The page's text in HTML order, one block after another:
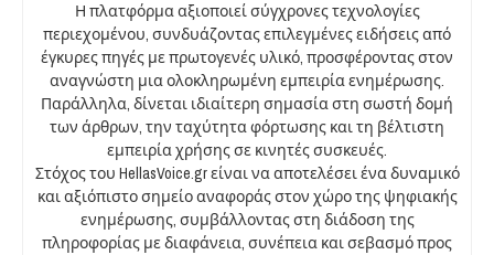
Η πλατφόρμα αξιοποιεί σύγχρονες τεχνολογίες
περιεχομένου, συνδυάζοντας επιλεγμένες ειδήσεις από
έγκυρες πηγές με πρωτογενές υλικό, προσφέροντας στον
αναγνώστη μια ολοκληρωμένη εμπειρία ενημέρωσης.
Παράλληλα, δίνεται ιδιαίτερη σημασία στη σωστή δομή
των άρθρων, την ταχύτητα φόρτωσης και τη βέλτιστη
εμπειρία χρήσης σε κινητές συσκευές.
Στόχος του HellasVoice.gr είναι να αποτελέσει ένα δυναμικό
και αξιόπιστο σημείο αναφοράς στον χώρο της ψηφιακής
ενημέρωσης, συμβάλλοντας στη διάδοση της
πληροφορίας με διαφάνεια, συνέπεια και σεβασμό προς